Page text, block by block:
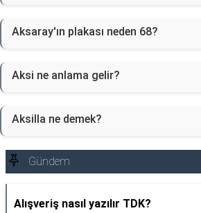
Aksaray'ın plakası neden 68?
Aksi ne anlama gelir?
Aksilla ne demek?
Gündem
Alışveriş nasıl yazılır TDK?